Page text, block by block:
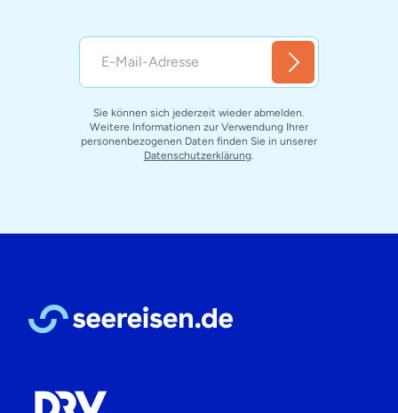
Sie können sich jederzeit wieder abmelden.
Weitere Informationen zur Verwendung Ihrer
personenbezogenen Daten finden Sie in unserer
Datenschutzerklärung.